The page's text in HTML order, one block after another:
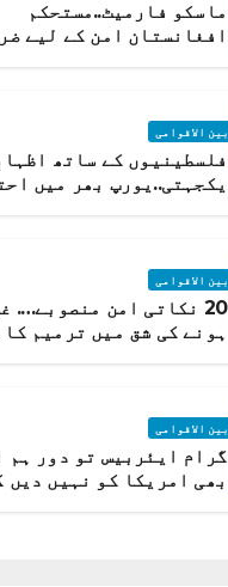
ماسکو فارمیٹ..مستحکم
افغانستان امن کے لیے
بین الاقوامی
فلسطینیوں کے ساتھ
یکجہتی..یورپ بھر میں
بین الاقوامی
20 نکاتی امن منصوبے….
ہونے کی شق میں ترمیم کا
بین الاقوامی
گرام ایئربیس تو دور ہم
بھی امریکا کو نہیں دیں